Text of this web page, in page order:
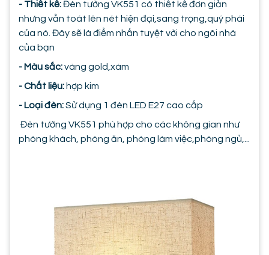
- Thiết kế:Đèn tường VK551 có thiết kế đơn giản
nhưng vẫn toát lên nét hiện đại,sang trọng,quý phái
của nó. Đây sẽ là điểm nhấn tuyệt vời cho ngôi nhà
của bạn
- Màu sắc:vàng gold,xám
- Chất liệu: hợp kim
- Loại đèn:Sử dụng 1 đèn LED E27 cao cấp
Đèn tường VK551 phù hợp cho các không gian như
phòng khách, phòng ăn, phòng làm việc,phòng ngủ,...